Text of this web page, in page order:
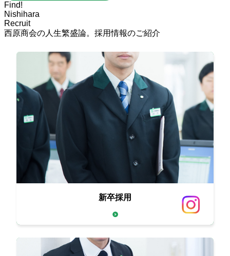
Find!
Nishihara
Recruit
西原商会の人生繁盛論。採用情報のご紹介
新卒採用
西原商会の人生繁盛論